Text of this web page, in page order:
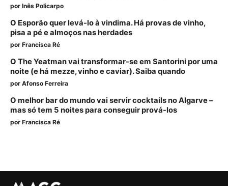
por Inês Policarpo
O Esporão quer levá-lo à vindima. Há provas de vinho,
pisa a pé e almoços nas herdades
por Francisca Ré
O The Yeatman vai transformar-se em Santorini por uma
noite (e há mezze, vinho e caviar). Saiba quando
por Afonso Ferreira
O melhor bar do mundo vai servir cocktails no Algarve –
mas só tem 5 noites para conseguir prová-los
por Francisca Ré